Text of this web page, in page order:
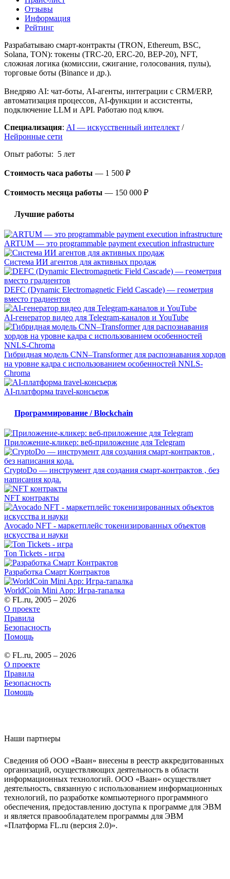
Отзывы
Информация
Рейтинг
Разрабатываю смарт-контракты (TRON, Ethereum, BSC,
Solana, TON): токены (TRC-20, ERC-20, BEP-20), NFT,
сложная логика (комиссии, сжигание, голосования, пулы),
торговые боты (Binance и др.).
Внедряю AI: чат-боты, AI-агенты, интеграции с CRM/ERP,
автоматизация процессов, AI-функции и ассистенты,
подключение LLM и API. Работаю под ключ.
Специализация: AI — искусственный интеллект /
Нейронные сети
Опыт работы: 5 лет
Стоимость часа работы — 1 500 ₽
Стоимость месяца работы — 150 000 ₽
Лучшие работы
ARTUM — это programmable payment execution infrastructure
Система ИИ агентов для активных продаж
DEFC (Dynamic Electromagnetic Field Cascade) — геометрия
вместо градиентов
AI-генератор видео для Telegram-каналов и YouTube
Гибридная модель CNN–Transformer для распознавания хордов
на уровне кадра с использованием особенностей NNLS-
Chroma
AI-платформа travel-консьерж
Программирование / Blockchain
Приложение-кликер: веб-приложение для Telegram
CryptoDo — инструмент для создания смарт-контрактов , без
написания кода.
NFT контракты
Avocado NFT - маркетплейс токенизированных объектов
искусства и науки
Ton Tickets - игра
Разработка Смарт Контрактов
WorldCoin Mini App: Игра-тапалка
© FL.ru, 2005 – 2026
О проекте
Правила
Безопасность
Помощь
© FL.ru, 2005 – 2026
О проекте
Правила
Безопасность
Помощь
Наши партнеры
Сведения об ООО «Ваан» внесены в реестр аккредитованных
организаций, осуществляющих деятельность в области
информационных технологий. ООО «Ваан» осуществляет
деятельность, связанную с использованием информационных
технологий, по разработке компьютерного программного
обеспечения, предоставлению доступа к программе для ЭВМ
и является правообладателем программы для ЭВМ
«Платформа FL.ru (версия 2.0)».